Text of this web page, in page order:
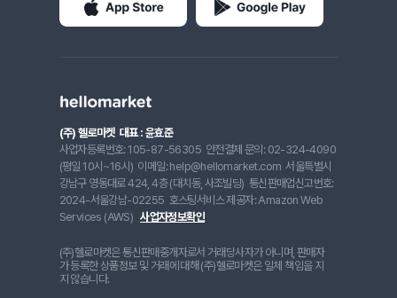
(주) 헬로마켓 대표 : 윤효준
사업자등록번호: 105-87-56305 안전결제 문의: 02-324-4090
(평일 10시~16시) 이메일: help@hellomarket.com 서울특별시
강남구 영동대로 424, 4층 (대치동, 사조빌딩) 통신판매업신고번호:
2024-서울강남-02255 호스팅서비스 제공자: Amazon Web
Services (AWS) 사업자정보확인
(주)헬로마켓은 통신판매중개자로서 거래당사자가 아니며, 판매자
가 등록한 상품정보 및 거래에 대해 (주)헬로마켓은 일체 책임을 지
지 않습니다.